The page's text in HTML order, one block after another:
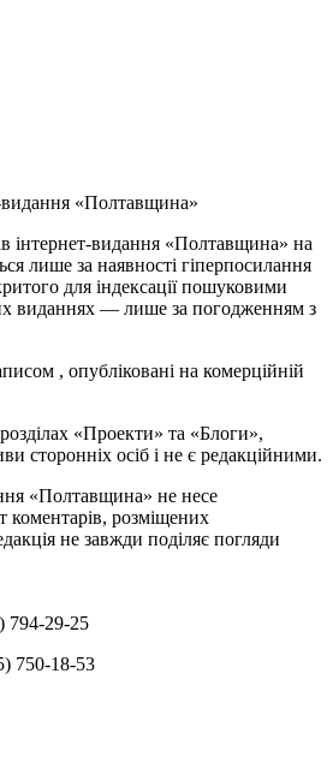
«Полтавщина»
інтернет-видання «Полтавщина» на
лише за наявності гіперпосилання
для індексації пошуковими
виданнях — лише за погодженням з
, опубліковані на комерційній
«Проекти» та «Блоги»,
сторонніх осіб і не є редакційними.
«Полтавщина» не несе
коментарів, розміщених
не завжди поділяє погляди
794-29-25
750-18-53